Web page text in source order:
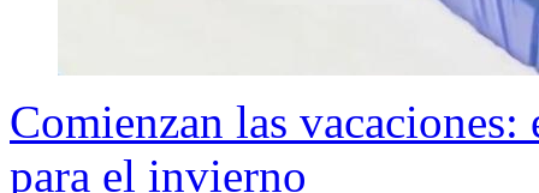
Comienzan las vacaciones:
para el invierno